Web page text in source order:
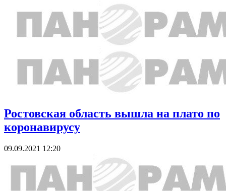
Ростовская область вышла на плато по
коронавирусу
09.09.2021 12:20